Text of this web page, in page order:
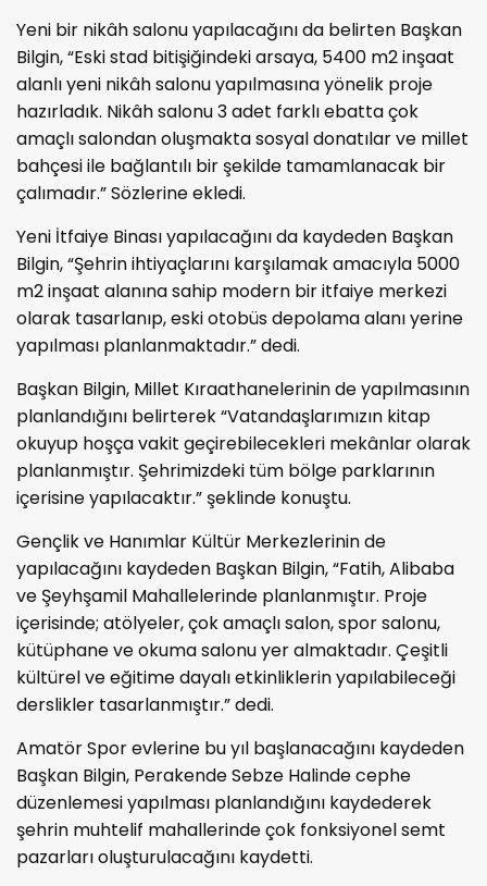
Yeni bir nikâh salonu yapılacağını da belirten Başkan
Bilgin, “Eski stad bitişiğindeki arsaya, 5400 m2 inşaat
alanlı yeni nikâh salonu yapılmasına yönelik proje
hazırladık. Nikâh salonu 3 adet farklı ebatta çok
amaçlı salondan oluşmakta sosyal donatılar ve millet
bahçesi ile bağlantılı bir şekilde tamamlanacak bir
çalımadır.” Sözlerine ekledi.
Yeni İtfaiye Binası yapılacağını da kaydeden Başkan
Bilgin, “Şehrin ihtiyaçlarını karşılamak amacıyla 5000
m2 inşaat alanına sahip modern bir itfaiye merkezi
olarak tasarlanıp, eski otobüs depolama alanı yerine
yapılması planlanmaktadır.” dedi.
Başkan Bilgin, Millet Kıraathanelerinin de yapılmasının
planlandığını belirterek “Vatandaşlarımızın kitap
okuyup hoşça vakit geçirebilecekleri mekânlar olarak
planlanmıştır. Şehrimizdeki tüm bölge parklarının
içerisine yapılacaktır.” şeklinde konuştu.
Gençlik ve Hanımlar Kültür Merkezlerinin de
yapılacağını kaydeden Başkan Bilgin, “Fatih, Alibaba
ve Şeyhşamil Mahallelerinde planlanmıştır. Proje
içerisinde; atölyeler, çok amaçlı salon, spor salonu,
kütüphane ve okuma salonu yer almaktadır. Çeşitli
kültürel ve eğitime dayalı etkinliklerin yapılabileceği
derslikler tasarlanmıştır.” dedi.
Amatör Spor evlerine bu yıl başlanacağını kaydeden
Başkan Bilgin, Perakende Sebze Halinde cephe
düzenlemesi yapılması planlandığını kaydederek
şehrin muhtelif mahallerinde çok fonksiyonel semt
pazarları oluşturulacağını kaydetti.